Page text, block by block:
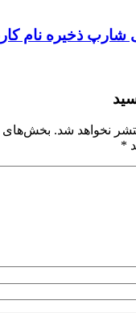
شارپ ذخیره نام
نخواهد شد. بخش‌های
*